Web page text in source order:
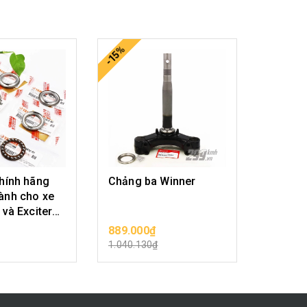
hãng
cho xe
Exciter
PHẨM
-15%
Chảng ba Winner
889.000₫
1.040.130₫
CHỌN SẢN PHẨM